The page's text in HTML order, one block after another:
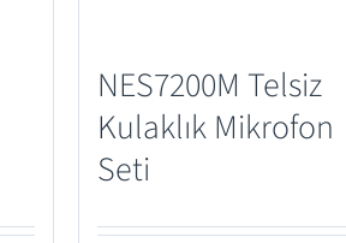
NES7200M Telsiz
Kulaklık Mikrofon
Seti